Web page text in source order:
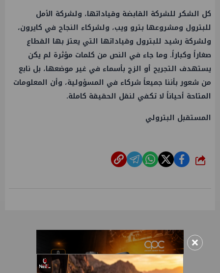
كل الشكر للشركة القابضة وقياداتها، ولشركة الأمل
للبترول ومشروعها بترو ويب، ولشركاء النجاح في كايرون،
ولشركة رشيد للبترول وقياداتها التي يعتز بها القطاع
صغاراً وكباراً. وما جاء في النص من كلمات مؤثرة لم يكن
يستهدف التجريح أو الزج بأسماء في غير موضعها، بل نابع
من شعور بأننا جميعاً شركاء في المسؤولية، وأن المعلومات
المتاحة أحياناً لا تكفي لنقل الحقيقة كاملة.
المستقبل البترولي
شارك
×